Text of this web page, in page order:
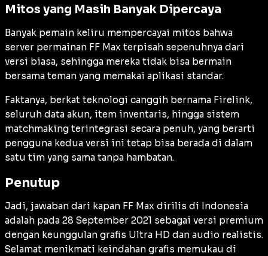
Mitos yang Masih Banyak Dipercaya
Banyak pemain keliru mempercayai mitos bahwa
server permainan FF Max terpisah sepenuhnya dari
versi biasa, sehingga mereka tidak bisa bermain
bersama teman yang memakai aplikasi standar.
Faktanya, berkat teknologi canggih bernama Firelink,
seluruh data akun, item inventaris, hingga sistem
matchmaking terintegrasi secara penuh, yang berarti
pengguna kedua versi ini tetap bisa berada di dalam
satu tim yang sama tanpa hambatan.
Penutup
Jadi, jawaban dari kapan FF Max dirilis di Indonesia
adalah pada 28 September 2021 sebagai versi premium
dengan keunggulan grafis Ultra HD dan audio realistis.
Selamat menikmati keindahan grafis memukau di